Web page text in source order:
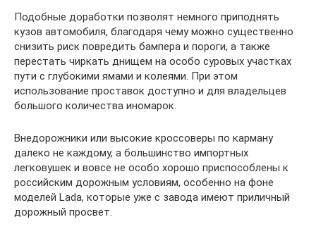
Подобные доработки позволят немного приподнять
кузов автомобиля, благодаря чему можно существенно
снизить риск повредить бампера и пороги, а также
перестать чиркать днищем на особо суровых участках
пути с глубокими ямами и колеями. При этом
использование проставок доступно и для владельцев
большого количества иномарок.
Внедорожники или высокие кроссоверы по карману
далеко не каждому, а большинство импортных
легковушек и вовсе не особо хорошо приспособлены к
российским дорожным условиям, особенно на фоне
моделей Lada, которые уже с завода имеют приличный
дорожный просвет.